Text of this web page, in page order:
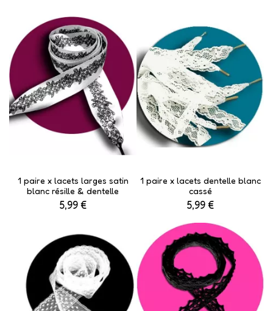
1 paire x lacets larges satin
blanc résille & dentelle
5,99 €
1 paire x lacets dentelle blanc
cassé
5,99 €